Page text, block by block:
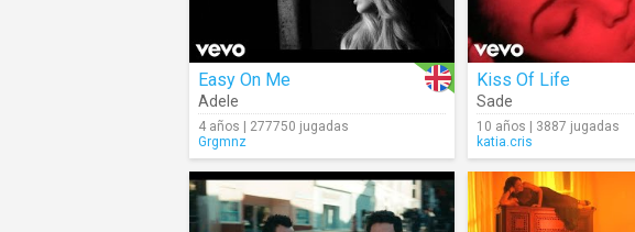
Easy On Me
Adele
4 años | 277750 jugadas
Grgmnz
Kiss Of Life
Sade
10 años | 3887 jugadas
katia.cris